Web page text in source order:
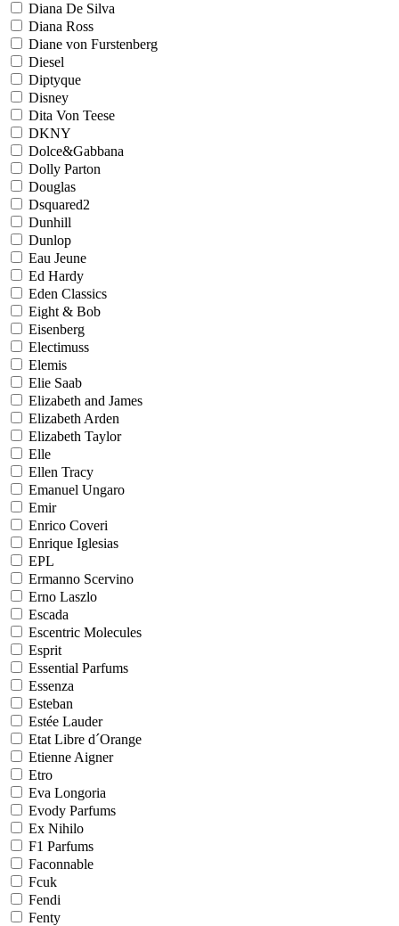
Diana De Silva
Diana Ross
Diane von Furstenberg
Diesel
Diptyque
Disney
Dita Von Teese
DKNY
Dolce&Gabbana
Dolly Parton
Douglas
Dsquared2
Dunhill
Dunlop
Eau Jeune
Ed Hardy
Eden Classics
Eight & Bob
Eisenberg
Electimuss
Elemis
Elie Saab
Elizabeth and James
Elizabeth Arden
Elizabeth Taylor
Elle
Ellen Tracy
Emanuel Ungaro
Emir
Enrico Coveri
Enrique Iglesias
EPL
Ermanno Scervino
Erno Laszlo
Escada
Escentric Molecules
Esprit
Essential Parfums
Essenza
Esteban
Estée Lauder
Etat Libre d´Orange
Etienne Aigner
Etro
Eva Longoria
Evody Parfums
Ex Nihilo
F1 Parfums
Faconnable
Fcuk
Fendi
Fenty